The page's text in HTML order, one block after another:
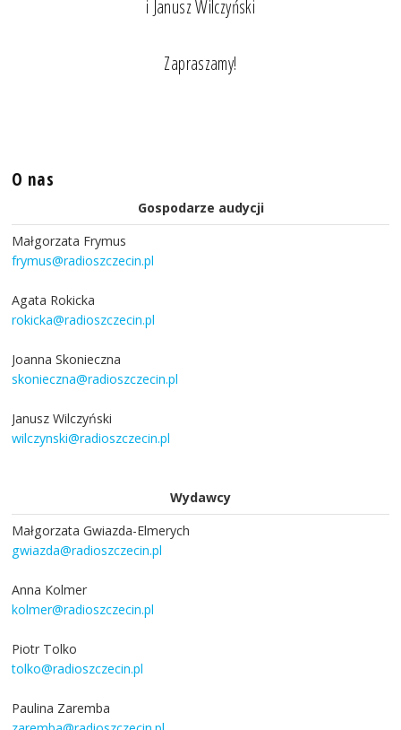
i Janusz Wilczyński
Zapraszamy!
O nas
Gospodarze audycji
Małgorzata Frymus
frymus@radioszczecin.pl
Agata Rokicka
rokicka@radioszczecin.pl
Joanna Skonieczna
skonieczna@radioszczecin.pl
Janusz Wilczyński
wilczynski@radioszczecin.pl
Wydawcy
Małgorzata Gwiazda-Elmerych
gwiazda@radioszczecin.pl
Anna Kolmer
kolmer@radioszczecin.pl
Piotr Tolko
tolko@radioszczecin.pl
Paulina Zaremba